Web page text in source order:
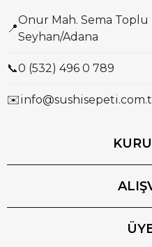
📍
Onur Mah. Sema Toplu
Seyhan/Adana
📞0 (532) 496 0 789
✉️